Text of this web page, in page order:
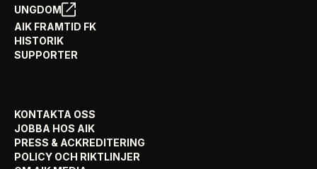
UNGDOM
AIK FRAMTID FK
HISTORIK
SUPPORTER
KONTAKTA OSS
JOBBA HOS AIK
PRESS & ACKREDITERING
POLICY OCH RIKTLINJER